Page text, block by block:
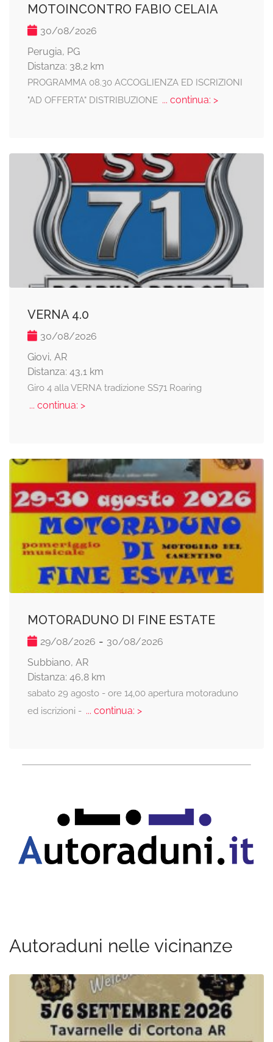
MOTOINCONTRO FABIO CELAIA
30/08/2026
Perugia, PG
Distanza: 38,2 km
PROGRAMMA 08.30 ACCOGLIENZA ED ISCRIZIONI
"AD OFFERTA" DISTRIBUZIONE... continua: >
VERNA 4.0
30/08/2026
Giovi, AR
Distanza: 43,1 km
Giro 4 alla VERNA tradizione SS71 Roaring
... continua: >
MOTORADUNO DI FINE ESTATE
29/08/2026 - 30/08/2026
Subbiano, AR
Distanza: 46,8 km
sabato 29 agosto - ore 14,00 apertura motoraduno
ed iscrizioni -... continua: >
Autoraduni nelle vicinanze